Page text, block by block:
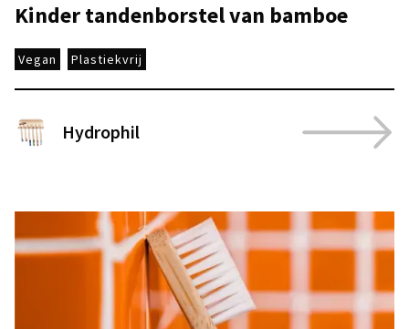
Kinder tandenborstel van bamboe
Vegan Plastiekvrij
Hydrophil